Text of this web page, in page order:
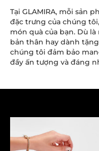
Tại GLAMIRA, mỗi sản
đặc trưng của chúng
món quà của bạn. Dù
bản thân hay dành
chúng tôi đảm bảo
đầy ấn tượng và đáng